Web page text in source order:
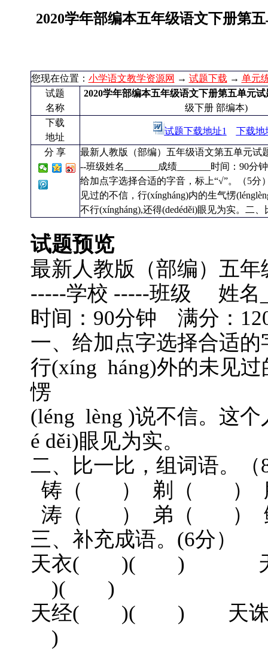
2020学年部编本五年级语文下册第
您现在位置： 小学语文教学资源网 → 试题下载 → 单元
试题
名称
2020学年部编本五年级语文下册第五单元
级下册 部编本)
下载
地址
试题下载地址1 下载地
分 享
最新人教版（部编）五年级语文第五单元试
--班级姓名_______成绩_______时间：90
给加点字选择合适的字音，标上“√”。（5分
见过的不信，行(xíngháng)内的生气愣
不行(xíngháng),还得(dedéděi)眼见为实。二
试题预览
最新人教版（部编）五
-----学校 -----班级 姓名
时间：90分钟 满分：
一、给加点字选择合适
行(xíng háng)外的未见
愣
(léng lèng )说不信。这
é děi)眼见为实。
二、比一比，组词语。（
铸（ ） 剃（ ）
涛（ ） 弟（ ）
三、补充成语。(6分）
天衣( )( )
)( )
天经( )( ) 天
)